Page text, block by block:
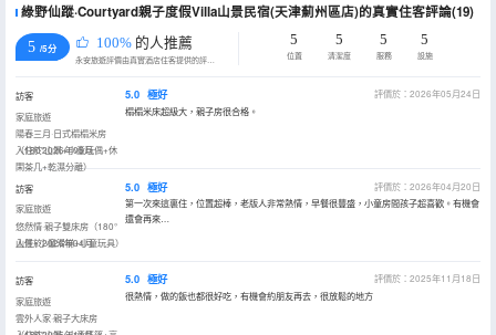
綠野仙蹤·Courtyard親子度假Villa山景民宿(天津薊州區店)的真實住客評論(19)
5 /5分 100% 的人推薦
永安旅遊評價由真實酒店住客提供的評價。
5
位置
5
清潔度
5
服務
5
設施
訪客
家庭旅遊
陽春三月·日式榻榻米房
（180°山景+小童玩偶+休
閑茶几+乾濕分離）
入住於2026年05月
5.0 極好
評價於：2026年05月24日
榻榻米床超級大，親子房很合格。
訪客
家庭旅遊
悠然情·親子雙床房（180°
山景+小童滑梯+小童玩具）
入住於2026年04月
5.0 極好
評價於：2026年04月20日
第一次來這裏住，位置超棒，老版人非常熱情，早餐很豐盛，小童房間孩子超喜歡。有機會
還會再來…
訪客
家庭旅遊
雲外人家·親子大床房
5.0 極好
評價於：2025年11月18日
很熱情，做的飯也都很好吃，有機會約朋友再去，很放鬆的地方